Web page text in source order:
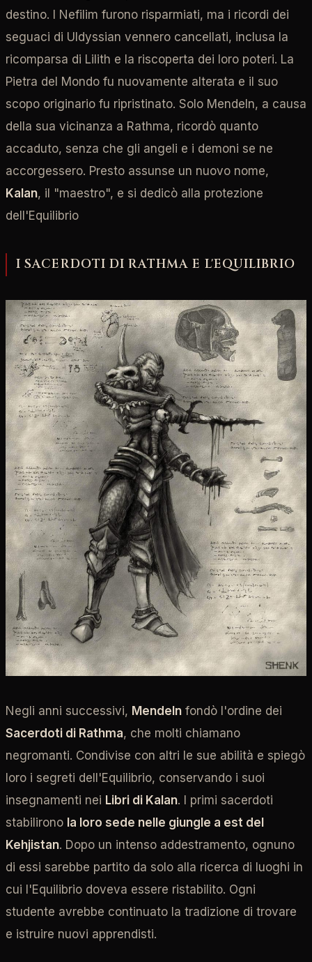
destino. I Nefilim furono risparmiati, ma i ricordi dei
seguaci di Uldyssian vennero cancellati, inclusa la
ricomparsa di Lilith e la riscoperta dei loro poteri. La
Pietra del Mondo fu nuovamente alterata e il suo
scopo originario fu ripristinato. Solo Mendeln, a causa
della sua vicinanza a Rathma, ricordò quanto
accaduto, senza che gli angeli e i demoni se ne
accorgessero. Presto assunse un nuovo nome,
Kalan, il "maestro", e si dedicò alla protezione
dell'Equilibrio
I SACERDOTI DI RATHMA E L'EQUILIBRIO
Negli anni successivi, Mendeln fondò l'ordine dei
Sacerdoti di Rathma, che molti chiamano
negromanti. Condivise con altri le sue abilità e spiegò
loro i segreti dell'Equilibrio, conservando i suoi
insegnamenti nei Libri di Kalan. I primi sacerdoti
stabilirono la loro sede nelle giungle a est del
Kehjistan. Dopo un intenso addestramento, ognuno
di essi sarebbe partito da solo alla ricerca di luoghi in
cui l'Equilibrio doveva essere ristabilito. Ogni
studente avrebbe continuato la tradizione di trovare
e istruire nuovi apprendisti.